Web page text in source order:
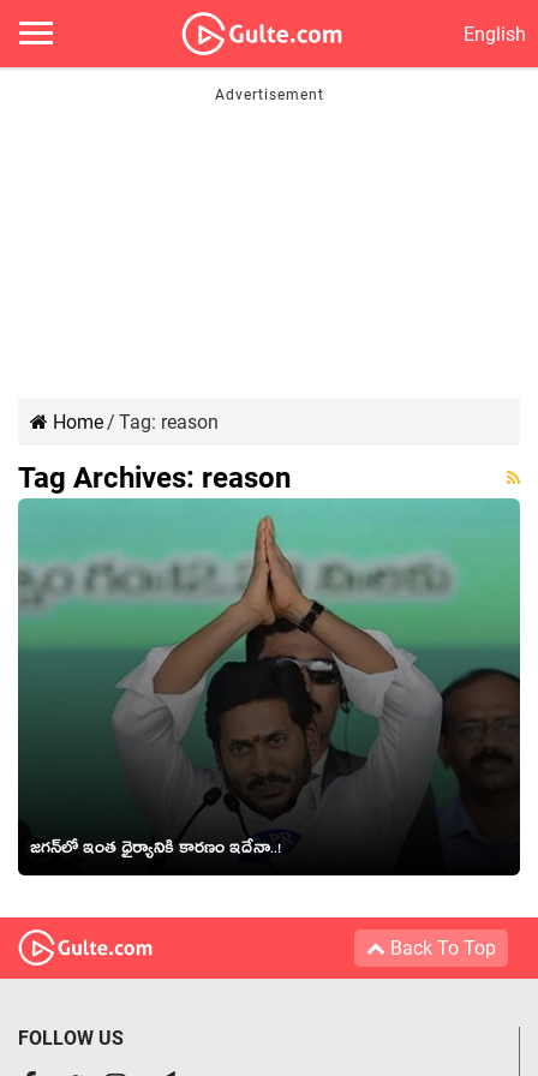
English
Home/ Tag: reason
Tag Archives: reason
జ‌గ‌న్‌లో ఇంత ధైర్యానికి కార‌ణం ఇదేనా..!
Back To Top
FOLLOW US